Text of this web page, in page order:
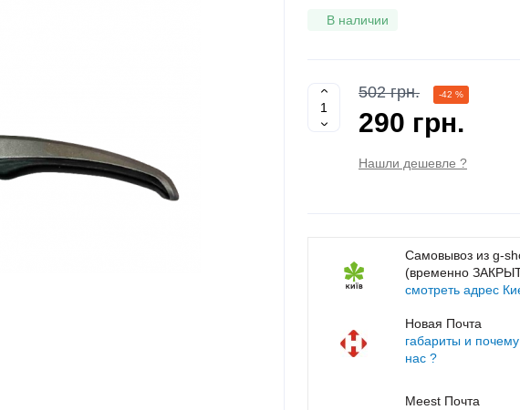
В наличии
502 грн. -42 %
290 грн.
Нашли дешевле ?
Самовывоз из g-
(временно
смотреть адрес
Новая Почта
габариты и
нас ?
Meest Почта